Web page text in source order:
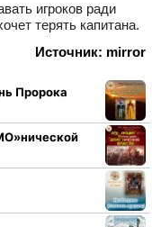
игроков ради
терять капитана.
Источник: mirror
Пророка